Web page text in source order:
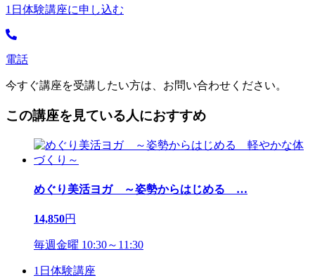
1日体験講座に申し込む
電話
今すぐ講座を受講したい方は、お問い合わせください。
この講座を見ている人におすすめ
めぐり美活ヨガ ～姿勢からはじめる …
14,850円
毎週金曜 10:30～11:30
1日体験講座